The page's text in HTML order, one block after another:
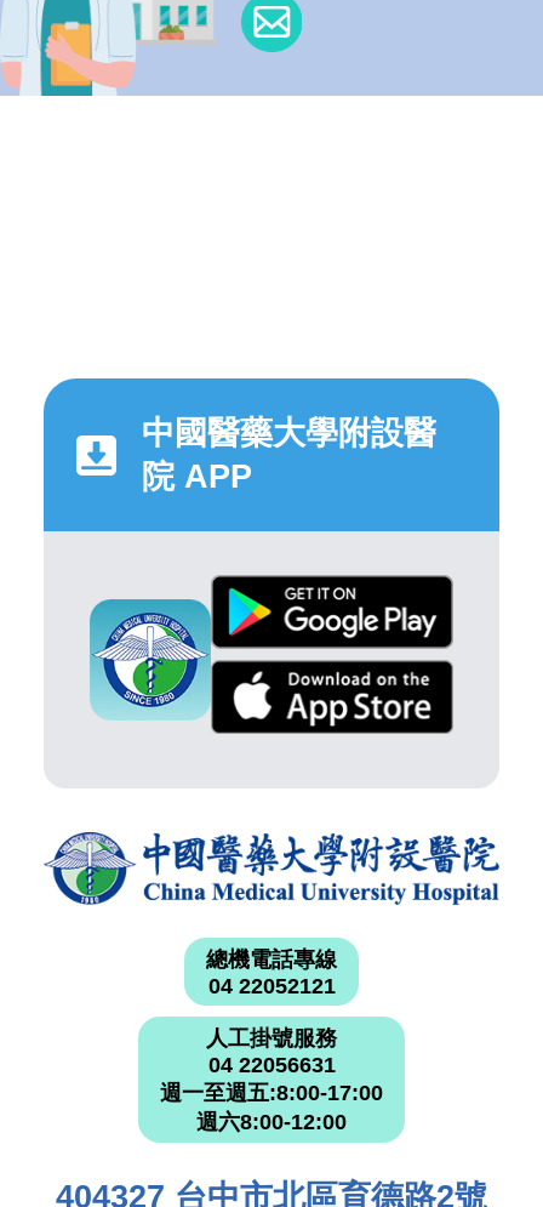
中國醫藥大學附設醫
院 APP
總機電話專線
04 22052121
人工掛號服務
04 22056631
週一至週五:8:00-17:00
週六8:00-12:00
404327 台中市北區育德路2號